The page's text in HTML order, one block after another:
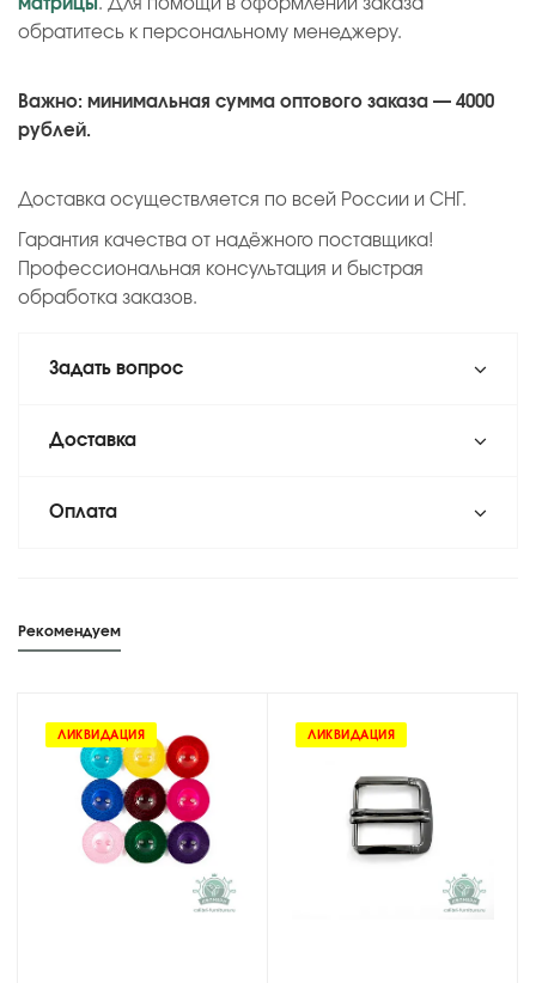
матрицы . Для помощи в оформлении заказа
обратитесь к персональному менеджеру.
Важно: минимальная сумма оптового заказа — 4000
рублей.
Доставка осуществляется по всей России и СНГ.
Гарантия качества от надёжного поставщика!
Профессиональная консультация и быстрая
обработка заказов.
Задать вопрос
Доставка
Оплата
Рекомендуем
ЛИКВИДАЦИЯ ЛИКВИДАЦИЯ